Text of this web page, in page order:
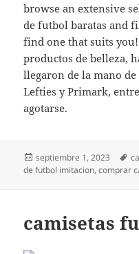
browse an extensive
de futbol baratas and
find one that suits
productos de belleza,
llegaron de la mano
Lefties y Primark,
agotarse.
Publicado
el
septiembre 1, 2023
de futbol imitacion,comprar
camisetas